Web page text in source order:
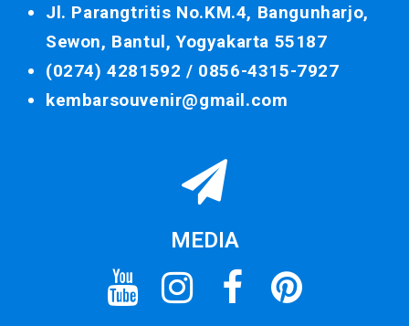
Jl. Parangtritis No.KM.4, Bangunharjo,
Sewon, Bantul, Yogyakarta 55187
(0274) 4281592 / 0856-4315-7927
kembarsouvenir@gmail.com
MEDIA